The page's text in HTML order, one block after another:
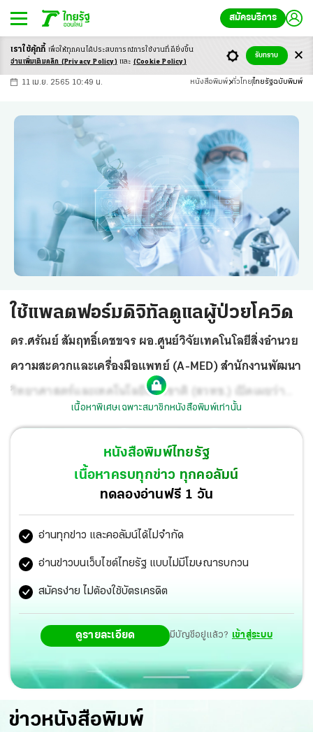
สมัครบริการ
-ก ก ก+
11 เม.ย. 2565 10:49 น. หนังสือพิมพ์ ทั่วไทย ไทยรัฐฉบับพิมพ์
ใช้แพลตฟอร์มดิจิทัลดูแลผู้ป่วยโควิด
ดร.ศรัณย์ สัมฤทธิ์เดชขจร ผอ.ศูนย์วิจัยเทคโนโลยีสิ่งอำนวย
ความสะดวกและเครื่องมือแพทย์ (A-MED) สำนักงานพัฒนา
วิทยาศาสตร์และเทคโนโลยีแห่งชาติ (สวทช.) เปิดเผยว่า
AMED Telehealth เป็นแพลตฟอร์มการเชื่อมโยงข้อมูลผ่าน
ระบบสารสนเทศขั้นสูง วิจัยพัฒนาโดย A-MED สวทช.ร่วมกับ
สำนักงานหลักประกันสุขภาพแห่งชาติ (สปสช.) และสภา
เภสัชกรรม ร่วมดำเนินการให้ร้านยาเป็นหน่วยบริการดูแลผู้
ติดเชื้อโควิด-19 ที่ไม่มีภาวะเสี่ยง
เนื้อหาพิเศษเฉพาะสมาชิกหนังสือพิมพ์เท่านั้น
หนังสือพิมพ์ไทยรัฐ
เนื้อหาครบทุกข่าว ทุกคอลัมน์
ทดลองอ่านฟรี 1 วัน
อ่านทุกข่าว และคอลัมน์ได้ไม่จำกัด
อ่านข่าวบนเว็บไซต์ไทยรัฐ แบบไม่มีโฆษณารบกวน
สมัครง่าย ไม่ต้องใช้บัตรเครดิต
ดูรายละเอียด มีบัญชีอยู่แล้ว? เข้าสู่ระบบ
ข่าวหนังสือพิมพ์
เราใช้คุ้กกี้ เพื่อให้ทุกคนได้ประสบการณ์การใช้งานที่ดียิ่งขึ้น
อ่านเพิ่มเติมคลิก (Privacy Policy) และ (Cookie Policy)
รับทราบ